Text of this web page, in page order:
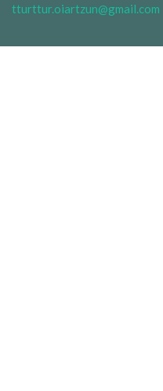
tturttur.oiartzun@gmail.com